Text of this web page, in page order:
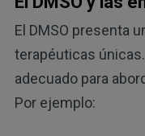
El DMSO presenta
terapéuticas
adecuado para
Por ejemplo: